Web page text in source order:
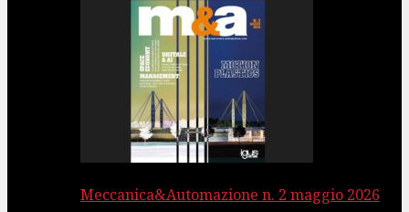
Meccanica&Automazione n. 2 maggio 2026